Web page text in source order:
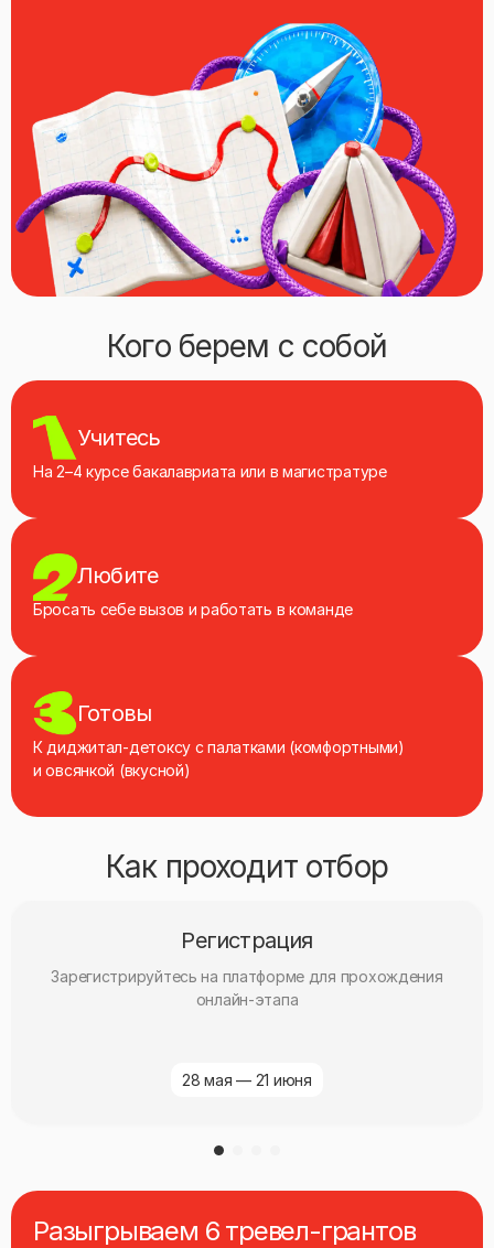
Кого берем с собой
Учитесь
На 2–4 курсе бакалавриата или в магистратуре
Любите
Бросать себе вызов и работать в команде
Готовы
К диджитал‑детоксу с палатками (комфортными)
и овсянкой (вкусной)
Как проходит отбор
28 мая — 21 июня
Регистрация
Зарегистрируйтесь на платформе для прохождения
онлайн-этапа
Разыгрываем 6 тревел-грантов